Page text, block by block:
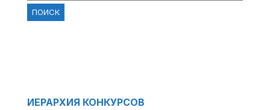
ИЕРАРХИЯ КОНКУРСОВ